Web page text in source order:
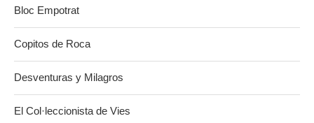
Bloc Empotrat
Copitos de Roca
Desventuras y Milagros
El Col·leccionista de Vies